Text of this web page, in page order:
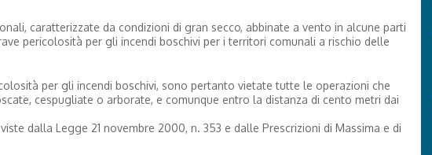
caratterizzate da condizioni di gran secco, abbinate a vento in alcune parti
pericolosità per gli incendi boschivi per i territori comunali a rischio delle
per gli incendi boschivi, sono pertanto vietate tutte le operazioni che
cespugliate o arborate, e comunque entro la distanza di cento metri dai
dalla Legge 21 novembre 2000, n. 353 e dalle Prescrizioni di Massima e di